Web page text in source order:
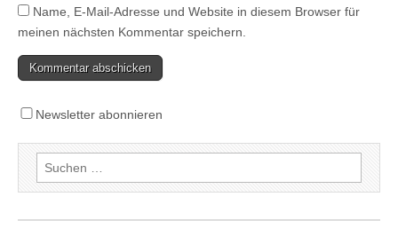
Name, E-Mail-Adresse und Website in diesem Browser für
meinen nächsten Kommentar speichern.
Newsletter abonnieren
Suchen
nach: